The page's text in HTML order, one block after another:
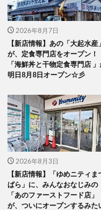
2026年8月7日
【新店情報】あの「大起水産」
が、定食専門店をオープン！
「海鮮丼と干物定食専門店
明日8月8日オープン☆彡
2026年8月3日
【新店情報】「ゆめニティま
ばら」に、みんなおなじみの
「あのファーストフード店」
が、ついにオープンするみた